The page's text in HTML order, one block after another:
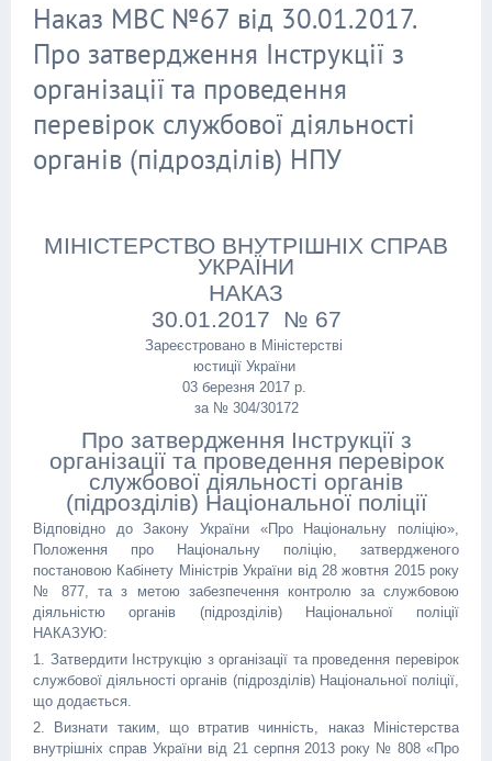
Наказ МВС №67 від 30.01.2017.
Про затвердження Інструкції з
організації та проведення
перевірок службової діяльності
органів (підрозділів) НПУ
МІНІСТЕРСТВО ВНУТРІШНІХ СПРАВ
УКРАЇНИ
НАКАЗ
30.01.2017 № 67
Зареєстровано в Міністерстві
юстиції України
03 березня 2017 р.
за № 304/30172
Про затвердження Інструкції з
організації та проведення перевірок
службової діяльності органів
(підрозділів) Національної поліції
Відповідно до Закону України «Про Національну поліцію»,
Положення про Національну поліцію, затвердженого
постановою Кабінету Міністрів України від 28 жовтня 2015 року
№ 877, та з метою забезпечення контролю за службовою
діяльністю органів (підрозділів) Національної поліції
НАКАЗУЮ:
1. Затвердити Інструкцію з організації та проведення перевірок
службової діяльності органів (підрозділів) Національної поліції,
що додається.
2. Визнати таким, що втратив чинність, наказ Міністерства
внутрішніх справ України від 21 серпня 2013 року № 808 «Про